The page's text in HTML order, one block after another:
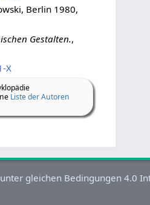
Berlin 1980,
Gestalten.,
X
Liste der Autoren